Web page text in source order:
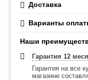
Доставка
Варианты
Наши
Гарантия 12
Гарантия на все
магазине